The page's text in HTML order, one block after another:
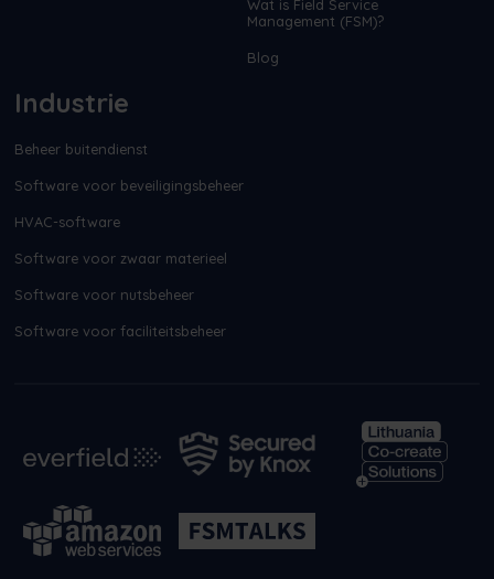
Wat is Field Service
Management (FSM)?
Blog
Industrie
Beheer buitendienst
Software voor beveiligingsbeheer
HVAC-software
Software voor zwaar materieel
Software voor nutsbeheer
Software voor faciliteitsbeheer